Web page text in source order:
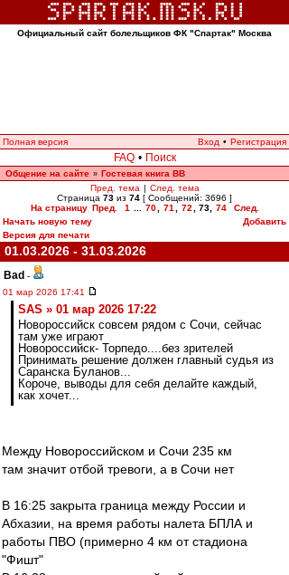
Официальный сайт болельщиков ФК "Спартак" Москва
Полная версия Вход • Регистрация
FAQ • Поиск
Общение на сайте » Гостевая книга ВВ
Пред. тема | След. тема
Страница 73 из 74 [ Сообщений: 3696 ]
На страницу Пред. 1 70 71 72 73, 74
След.
Начать новую тему
Добавить
Версия для печати
01.03.2026 - 31.03.2026
Bad -
01 мар 2026 17:41
SAS » 01 мар 2026 17:22
Новороссийск совсем рядом с Сочи, сейчас
там уже играют
Новороссийск- Торпедо....без зрителей
Принимать решение должен главный судья из
Саранска Буланов...
Короче, выводы для себя делайте каждый,
как хочет...
Между Новороссийском и Сочи 235 км
там значит отбой тревоги, а в Сочи нет
В 16:25 закрыта граница между России и
Абхазии, на время работы налета БПЛА и
работы ПВО (примерно 4 км от стадиона
"Фишт"